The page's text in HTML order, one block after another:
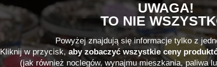
UWAGA!
TO NIE
Powyżej znajdują się informacje tylko z
Kliknij w przycisk,aby zobaczyć wszystkie ceny
(jak również noclegów, wynajmu mieszkania, paliwa